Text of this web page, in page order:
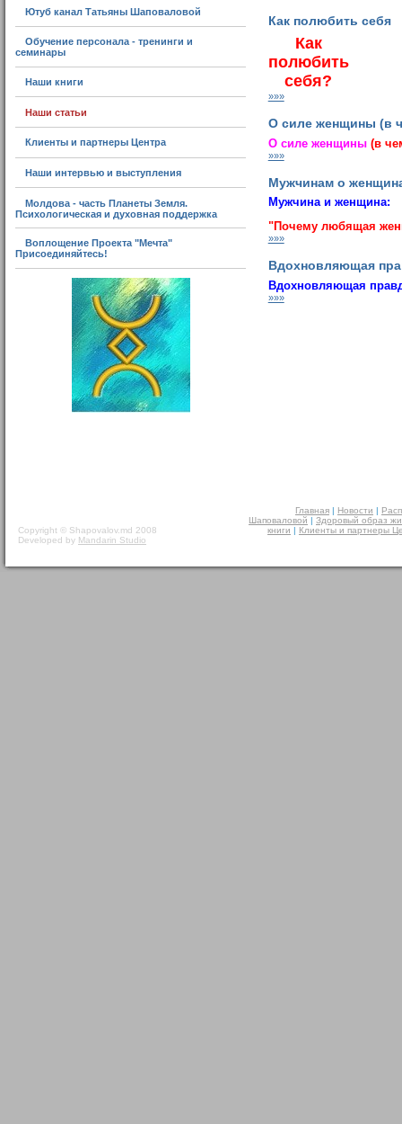
Ютуб канал Татьяны Шаповаловой
Обучение персонала - тренинги и
семинары
Наши книги
Наши статьи
Клиенты и партнеры Центра
Наши интервью и выступления
Молдова - часть Планеты Земля.
Психологическая и духовная поддержка
Воплощение Проекта "Мечта"
Присоединяйтесь!
Как полюбить себя
Как
полюбить
себя?
»»»
О силе женщины (в
О силе женщины (в
»»»
Мужчинам о
Мужчина и женщина:
"Почему любящая
»»»
Вдохновляющая
Вдохновляющая
»»»
Copyright © Shapovalov.md 2008
Developed by Mandarin Studio
Главная | Новости |
Шаповаловой | Здоровый образ
книги | Клиенты и партнеры